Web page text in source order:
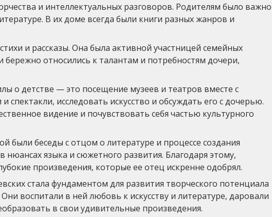
и интеллектуальных разговоров. Родителям было важно
В их доме всегда были книги разных жанров и
и рассказы. Она была активной участницей семейных
относились к талантам и потребностям дочери,
о детстве — это посещение музеев и театров вместе с
исследовать искусство и обсуждать его с дочерью.
видение и почувствовать себя частью культурного
были беседы с отцом о литературе и процессе создания
нюансах языка и сюжетного развития. Благодаря этому,
произведения, которые ее отец искренне одобрял.
стала фундаментом для развития творческого потенциала
воспитали в ней любовь к искусству и литературе, даровали
в свои удивительные произведения.